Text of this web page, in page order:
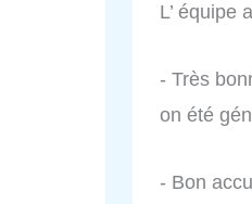
L’ équipe
- Très
on été
- Bon